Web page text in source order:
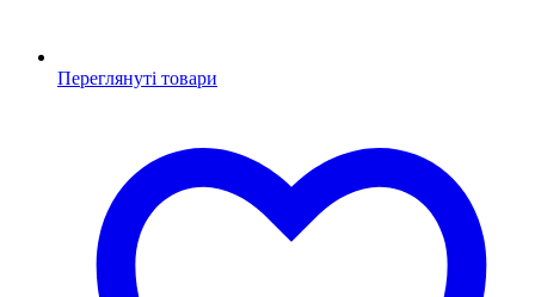
Переглянуті товари